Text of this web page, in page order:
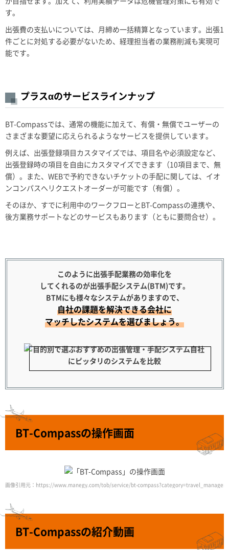
す。
出張費の支払いについては、月締め一括精算となっています。出張1
件ごとに対処する必要がないため、経理担当者の業務削減も実現可
能です。
プラスαのサービスラインナップ
BT-Compassでは、通常の機能に加えて、有償・無償でユーザーの
さまざまな要望に応えられるようなサービスを提供しています。
例えば、出張登録項目カスタマイズでは、項目名や必須設定など、
出張登録時の項目を自由にカスタマイズできます（10項目まで、無
償）。また、WEBで予約できないチケットの手配に関しては、イオ
ンコンパスへリクエストオーダーが可能です（有償）。
そのほか、すでに利用中のワークフローとBT-Compassの連携や、
後方業務サポートなどのサービスもあります（ともに要問合せ）。
このように出張手配業務の効率化を
してくれるのが出張手配システム(BTM)です。
BTMにも様々なシステムがありますので、
自社の課題を解決できる会社に
マッチしたシステムを選びましょう。
BT-Compassの操作画面
画像引用元：https://www.manegy.com/tob/service/bt-
BT-Compassの紹介動画